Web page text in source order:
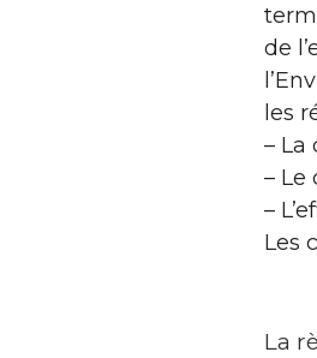
de
les
– La
– Le
–
Les
La